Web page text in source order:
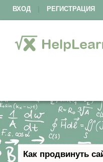
ВХОД РЕГИСТРАЦИЯ
Как продвинуть